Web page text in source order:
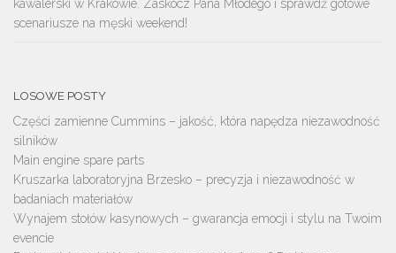
kawalerski w Krakowie. Zaskocz Pana Młodego i sprawdź gotowe
scenariusze na męski weekend!
LOSOWE POSTY
Części zamienne Cummins – jakość, która napędza niezawodność
silników
Main engine spare parts
Kruszarka laboratoryjna Brzesko – precyzja i niezawodność w
badaniach materiałów
Wynajem stołów kasynowych – gwarancja emocji i stylu na Twoim
evencie